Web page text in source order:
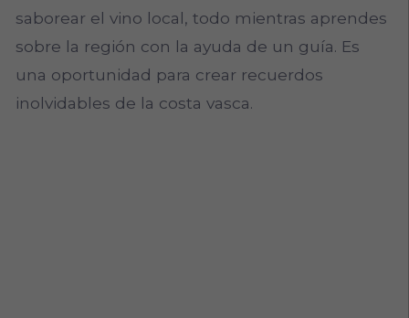
saborear el vino local, todo mientras aprendes
sobre la región con la ayuda de un guía. Es
una oportunidad para crear recuerdos
inolvidables de la costa vasca.